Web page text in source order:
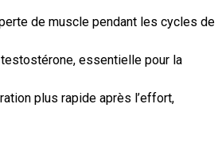
de muscle pendant les cycles de
essentielle pour la
plus rapide après l’effort,